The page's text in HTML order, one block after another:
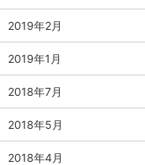
2019年2月
2019年1月
2018年7月
2018年5月
2018年4月